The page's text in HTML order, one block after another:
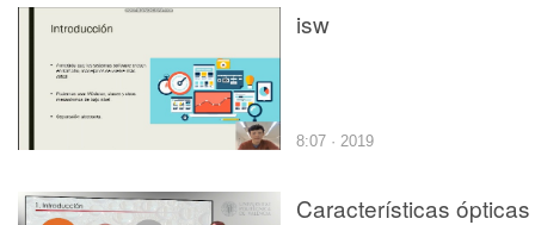
isw
8:07 · 2019
Características ópticas